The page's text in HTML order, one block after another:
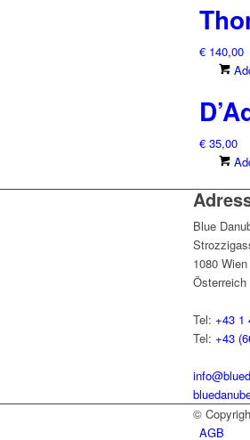
€ 140,00
€ 35,00
Blue
1080 Wien
Österreich
Tel: +43 1
Tel: +43
©
AGB